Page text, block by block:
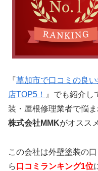
『草加市で口コミの良
店TOP5！
』でも紹介し
装・屋根修理業者で悩
株式会社MMKがオスス
この会社は外壁塗装の
ら 口コミランキング1位